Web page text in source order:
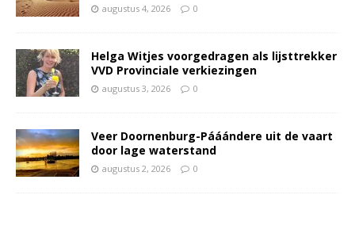
augustus 4, 2026 0
Helga Witjes voorgedragen als lijsttrekker
VVD Provinciale verkiezingen
augustus 3, 2026 0
Veer Doornenburg-Pááándere uit de vaart
door lage waterstand
augustus 2, 2026 0